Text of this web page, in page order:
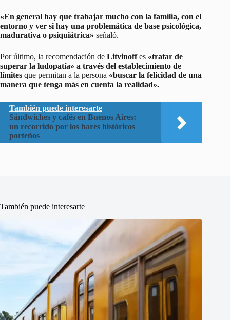
«En general hay que trabajar mucho con la familia, con el
entorno y ver si hay una problemática de base psicológica,
madurativa o psiquiátrica» señaló.
Por último, la recomendación de Litvinoffes «tratar de
superar la ludopatía» a través del establecimiento de
límites que permitan a la persona «buscar la felicidad de una
manera que tenga más en cuenta la realidad».
También puede interesarte
Sándwiches y cafés en Buenos Aires:
un recorrido por los bares históricos
porteños
También puede interesarte